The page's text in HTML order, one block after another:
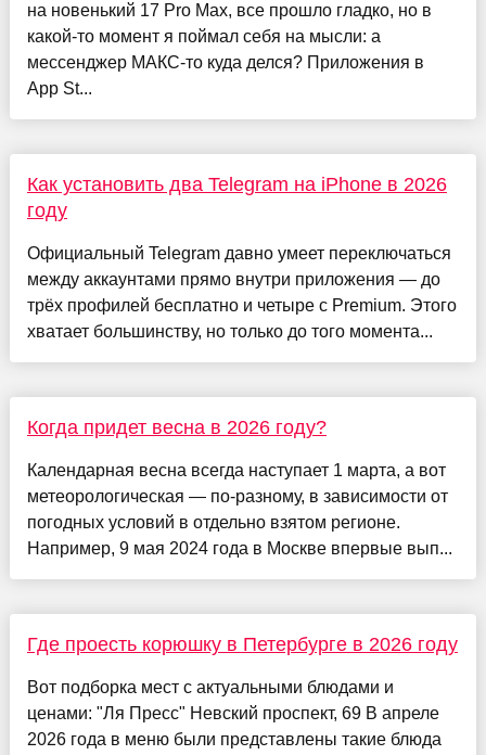
на новенький 17 Pro Max, все прошло гладко, но в
какой-то момент я поймал себя на мысли: а
мессенджер МАКС-то куда делся? Приложения в
App St...
Как установить два Telegram на iPhone в 2026
году
Официальный Telegram давно умеет переключаться
между аккаунтами прямо внутри приложения — до
трёх профилей бесплатно и четыре с Premium. Этого
хватает большинству, но только до того момента...
Когда придет весна в 2026 году?
Календарная весна всегда наступает 1 марта, а вот
метеорологическая — по-разному, в зависимости от
погодных условий в отдельно взятом регионе.
Например, 9 мая 2024 года в Москве впервые вып...
Где проесть корюшку в Петербурге в 2026 году
Вот подборка мест с актуальными блюдами и
ценами: "Ля Пресс" Невский проспект, 69 В апреле
2026 года в меню были представлены такие блюда